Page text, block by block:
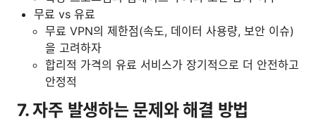
무료 vs 유료
무료 VPN의 제한점(속도, 데이터 사용량, 보안 이슈)
을 고려하자
합리적 가격의 유료 서비스가 장기적으로 더 안전하고
안정적
7. 자주 발생하는 문제와 해결 방법